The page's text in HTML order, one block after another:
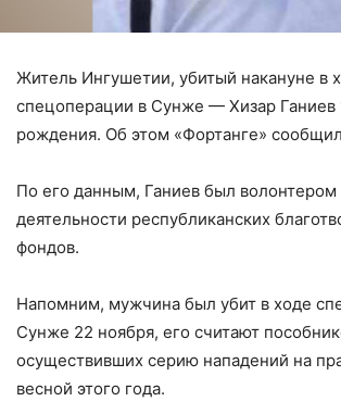
Житель Ингушетии, убитый накануне в
спецоперации в Сунже — Хизар Ганиев
рождения. Об этом «Фортанге»
По его данным, Ганиев был волонтером
деятельности республиканских
фондов.
Напомним, мужчина был убит в ходе
Сунже 22 ноября, его считают
осуществивших серию нападений на
весной этого года.